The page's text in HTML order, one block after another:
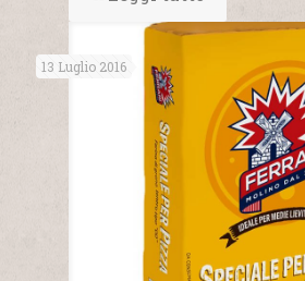
13 Luglio 2016